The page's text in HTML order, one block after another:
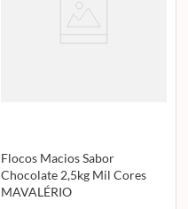
Flocos Macios Sabor
Chocolate 2,5kg Mil Cores
MAVALÉRIO